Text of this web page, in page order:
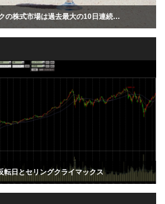
の株式市場は過去最大の10日連続…
転日とセリングクライマックス